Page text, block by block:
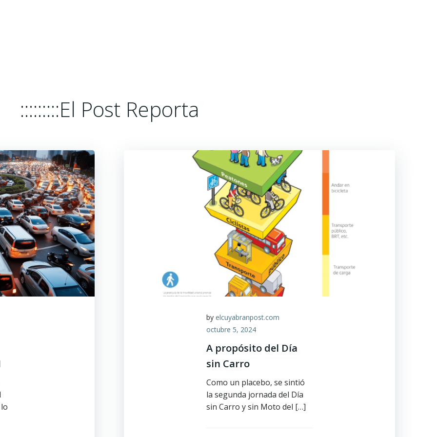
:::::::::El Post Reporta
by elcuyabranpost.com
octubre 5, 2024
A propósito del Día
sin Carro
Como un placebo, se sintió
la segunda jornada del Día
sin Carro y sin Moto del […]